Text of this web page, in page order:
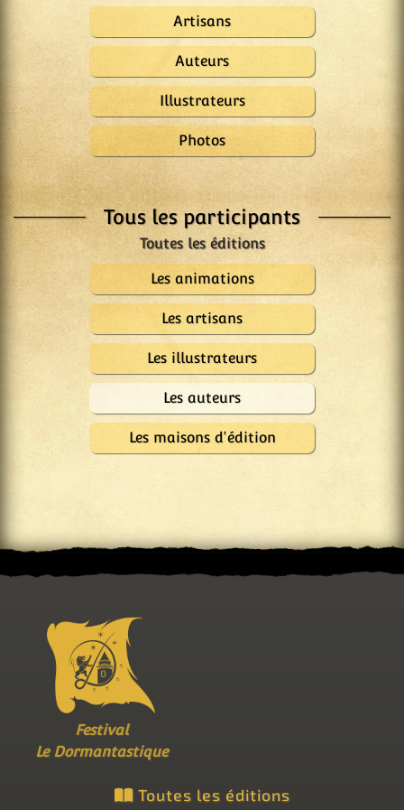
Artisans
Auteurs
Illustrateurs
Photos
Tous les participants
Les animations
Les artisans
Les illustrateurs
Les auteurs
Les maisons d'édition
Festival
Le Dormantastique
Toutes les éditions